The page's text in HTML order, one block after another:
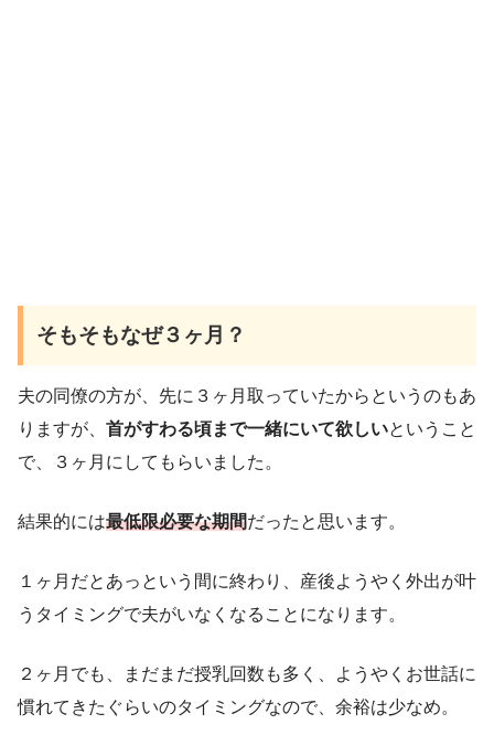
そもそもなぜ３ヶ月？
夫の同僚の方が、先に３ヶ月取っていたからというのもあ
りますが、 首がすわる頃まで一緒にいて欲しいということ
で、３ヶ月にしてもらいました。
結果的には最低限必要な期間だったと思います。
１ヶ月だとあっという間に終わり、産後ようやく外出が叶
うタイミングで夫がいなくなることになります。
２ヶ月でも、まだまだ授乳回数も多く、ようやくお世話に
慣れてきたぐらいのタイミングなので、余裕は少なめ。